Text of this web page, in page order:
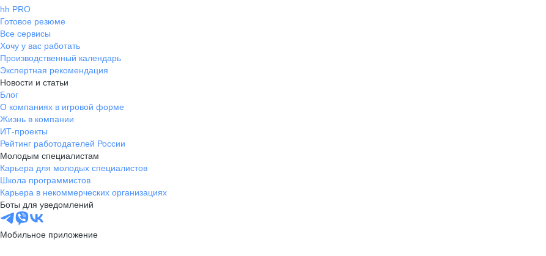
hh PRO
Готовое резюме
Все сервисы
Хочу у вас работать
Производственный календарь
Экспертная рекомендация
Новости и статьи
Блог
О компаниях в игровой форме
Жизнь в компании
ИТ-проекты
Рейтинг работодателей России
Молодым специалистам
Карьера для молодых специалистов
Школа программистов
Карьера в некоммерческих организациях
Боты для уведомлений
Мобильное приложение